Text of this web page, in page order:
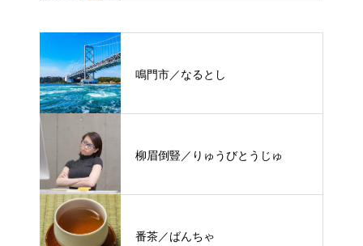
鳴門市／なるとし
柳眉倒豎／りゅうびとうじゅ
番茶／ばんちゃ